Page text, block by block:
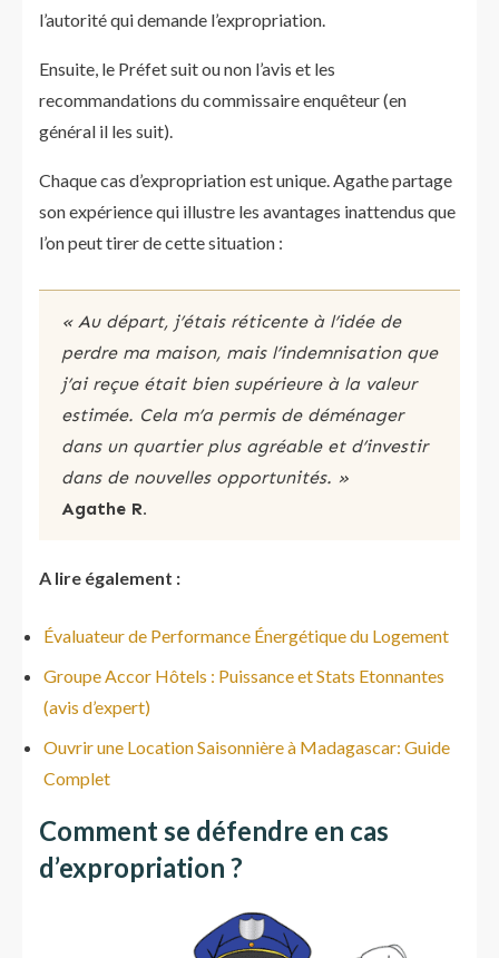
l’autorité qui demande l’expropriation.
Ensuite, le Préfet suit ou non l’avis et les
recommandations du commissaire enquêteur (en
général il les suit).
Chaque cas d’expropriation est unique. Agathe partage
son expérience qui illustre les avantages inattendus que
l’on peut tirer de cette situation :
« Au départ, j’étais réticente à l’idée de
perdre ma maison, mais l’indemnisation que
j’ai reçue était bien supérieure à la valeur
estimée. Cela m’a permis de déménager
dans un quartier plus agréable et d’investir
dans de nouvelles opportunités. »
Agathe R.
A lire également :
Évaluateur de Performance Énergétique du Logement
Groupe Accor Hôtels : Puissance et Stats Etonnantes
(avis d’expert)
Ouvrir une Location Saisonnière à Madagascar: Guide
Complet
Comment se défendre en cas
d’expropriation ?